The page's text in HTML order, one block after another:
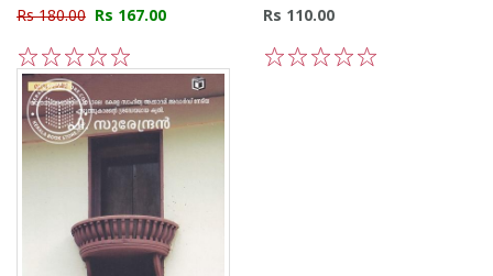
Rs 180.00 Rs 167.00
5
4
3
2
1
Rs 110.00